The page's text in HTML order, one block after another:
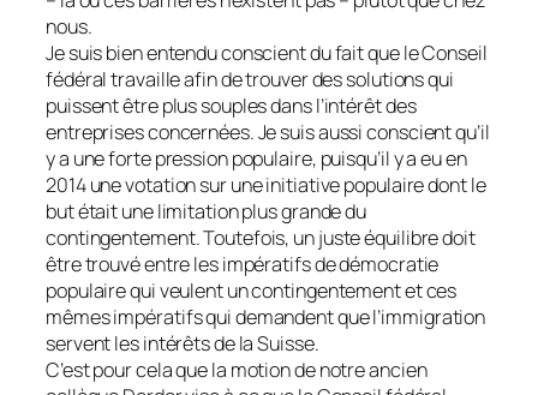
nous.
Je suis bien entendu conscient du fait que le Conseil
fédéral travaille afin de trouver des solutions qui
puissent être plus souples dans l’intérêt des
entreprises concernées. Je suis aussi conscient qu’il
y a une forte pression populaire, puisqu’il y a eu en
2014 une votation sur une initiative populaire dont le
but était une limitation plus grande du
contingentement. Toutefois, un juste équilibre doit
être trouvé entre les impératifs de démocratie
populaire qui veulent un contingentement et ces
mêmes impératifs qui demandent que l’immigration
servent les intérêts de la Suisse.
C’est pour cela que la motion de notre ancien